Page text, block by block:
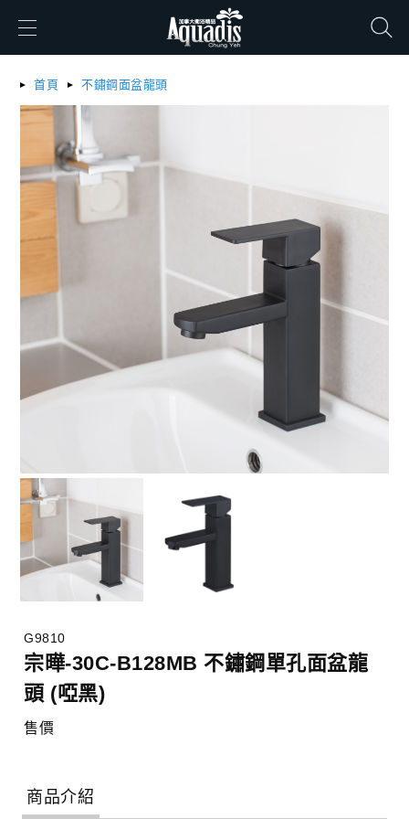
首頁 不鏽鋼面盆龍頭
G9810
宗曄-30C-B128MB 不鏽鋼單孔面盆龍
頭 (啞黑)
售價
商品介紹